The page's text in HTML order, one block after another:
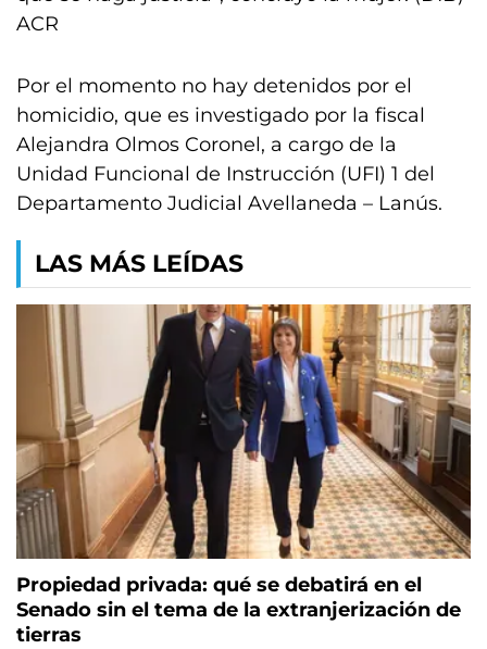
ACR
Por el momento no hay detenidos por el
homicidio, que es investigado por la fiscal
Alejandra Olmos Coronel, a cargo de la
Unidad Funcional de Instrucción (UFI) 1 del
Departamento Judicial Avellaneda – Lanús.
LAS MÁS LEÍDAS
Propiedad privada: qué se debatirá en el
Senado sin el tema de la extranjerización de
tierras